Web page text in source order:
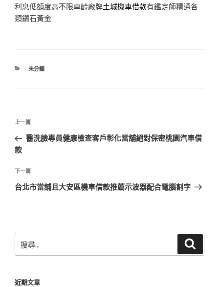
利息低額度高不限車齡廠牌土城機車借款有鑑定師精通各
類鑽石黃金
分
未分類
文
導
覽
上
一
篇
章
上一篇
醫洗臉專員健康檢查客戶彰化當舖絕對保密桃園汽車借
款
下
一
下一篇
台北市當舖且大安區機車借款推薦示波器配合電腦割字
尋
近期文章